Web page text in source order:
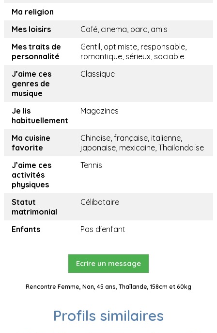
Ma religion
Mes loisirs
Café, cinema, parc, amis
Mes traits de
personnalité
Gentil, optimiste, responsable,
romantique, sérieux, sociable
J’aime ces
genres de
musique
Classique
Je lis
habituellement
Magazines
Ma cuisine
favorite
Chinoise, française, italienne,
japonaise, mexicaine, Thailandaïse
J’aime ces
activités
physiques
Tennis
Statut
matrimonial
Célibataire
Enfants Pas d'enfant
Ecrire un message
Rencontre Femme, Nan, 45 ans, Thaïlande, 158cm et 60kg
Profils similaires